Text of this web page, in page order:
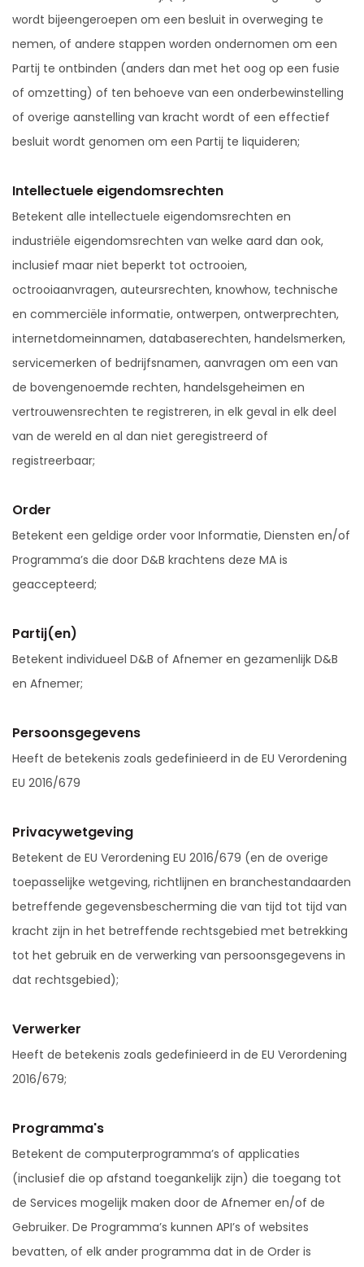
wordt bijeengeroepen om een besluit in overweging te
nemen, of andere stappen worden ondernomen om een
Partij te ontbinden (anders dan met het oog op een fusie
of omzetting) of ten behoeve van een onderbewinstelling
of overige aanstelling van kracht wordt of een effectief
besluit wordt genomen om een Partij te liquideren;
Intellectuele eigendomsrechten
Betekent alle intellectuele eigendomsrechten en
industriële eigendomsrechten van welke aard dan ook,
inclusief maar niet beperkt tot octrooien,
octrooiaanvragen, auteursrechten, knowhow, technische
en commerciële informatie, ontwerpen, ontwerprechten,
internetdomeinnamen, databaserechten, handelsmerken,
servicemerken of bedrijfsnamen, aanvragen om een van
de bovengenoemde rechten, handelsgeheimen en
vertrouwensrechten te registreren, in elk geval in elk deel
van de wereld en al dan niet geregistreerd of
registreerbaar;
Order
Betekent een geldige order voor Informatie, Diensten en/of
Programma’s die door D&B krachtens deze MA is
geaccepteerd;
Partij(en)
Betekent individueel D&B of Afnemer en gezamenlijk D&B
en Afnemer;
Persoonsgegevens
Heeft de betekenis zoals gedefinieerd in de EU Verordening
EU 2016/679
Privacywetgeving
Betekent de EU Verordening EU 2016/679 (en de overige
toepasselijke wetgeving, richtlijnen en branchestandaarden
betreffende gegevensbescherming die van tijd tot tijd van
kracht zijn in het betreffende rechtsgebied met betrekking
tot het gebruik en de verwerking van persoonsgegevens in
dat rechtsgebied);
Verwerker
Heeft de betekenis zoals gedefinieerd in de EU Verordening
2016/679;
Programma's
Betekent de computerprogramma’s of applicaties
(inclusief die op afstand toegankelijk zijn) die toegang tot
de Services mogelijk maken door de Afnemer en/of de
Gebruiker. De Programma’s kunnen API’s of websites
bevatten, of elk ander programma dat in de Order is